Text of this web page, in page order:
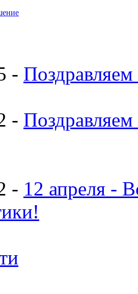
-
-
- 12 апреля -